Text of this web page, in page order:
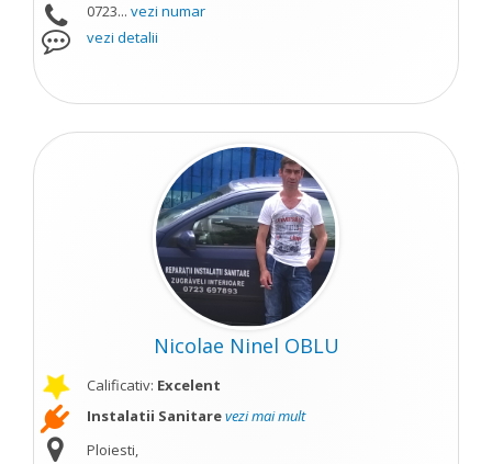
0723... vezi numar
vezi detalii
Nicolae Ninel OBLU
Calificativ: Excelent
Instalatii Sanitarevezi mai mult
Ploiesti,